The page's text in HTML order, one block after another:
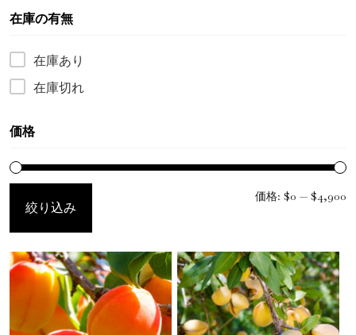
漢方精油
フローラルウォーター
クレイ
ブログ
お問い合わせ先
在庫の有無
在庫あり
在庫切れ
価格
絞り込み
価格: $0 — $4,900